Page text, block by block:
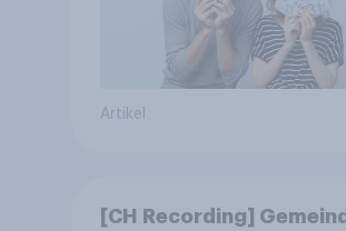
Artikel
[CH Recording]